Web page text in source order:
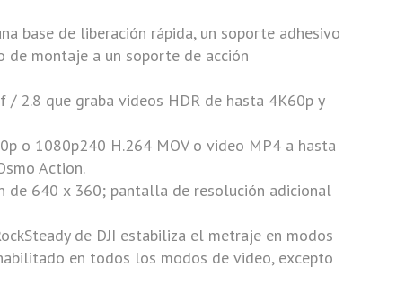
base de liberación rápida, un soporte adhesivo
montaje a un soporte de acción
/ 2.8 que graba videos HDR de hasta 4K60p y
o 1080p240 H.264 MOV o video MP4 a hasta
Action.
640 x 360; pantalla de resolución adicional
de DJI estabiliza el metraje en modos
en todos los modos de video, excepto